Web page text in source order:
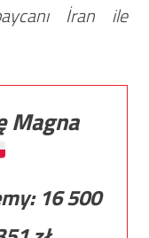
İran ile
Magna
16 500